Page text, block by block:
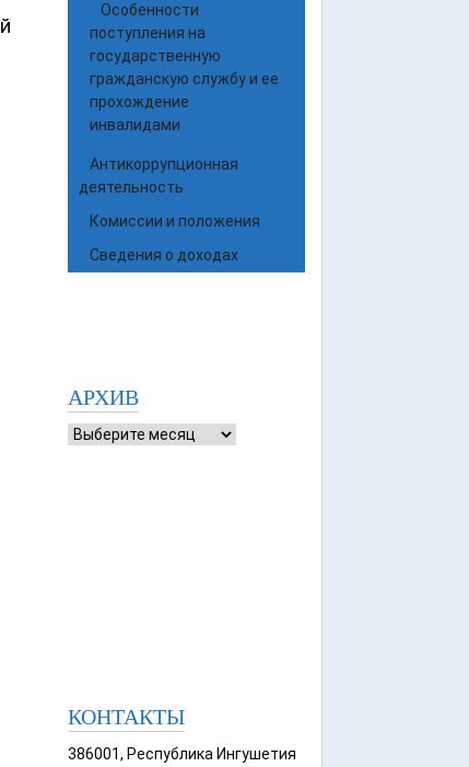
Особенности
поступления на
государственную
гражданскую службу и ее
прохождение
инвалидами
Антикоррупционная
деятельность
Комиссии и положения
Сведения о доходах
АРХИВ
КОНТАКТЫ
386001, Республика Ингушетия